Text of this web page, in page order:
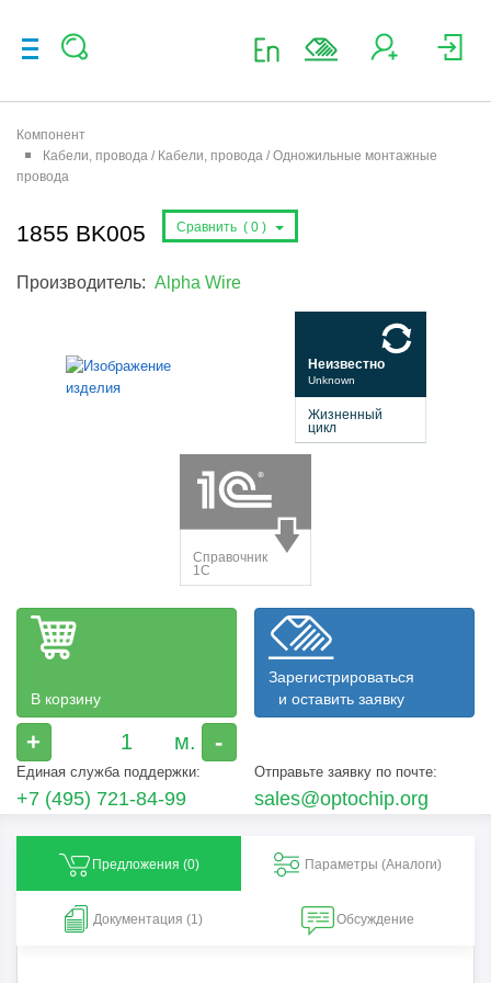
Компонент
Кабели, провода / Кабели, провода / Одножильные монтажные
провода
1855 BK005 Сравнить ( 0 )
Производитель: Alpha Wire
В корзину
+ -
Зарегистрироваться
и оставить заявку
Единая служба поддержки:
+7 (495) 721-84-99
Отправьте заявку по почте:
sales@optochip.org
Предложения (0) Параметры (Aналоги)
Документация (1) Обсуждение